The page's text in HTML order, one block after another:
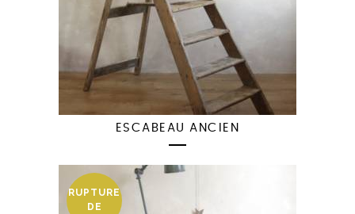
ESCABEAU ANCIEN
RUPTURE
DE